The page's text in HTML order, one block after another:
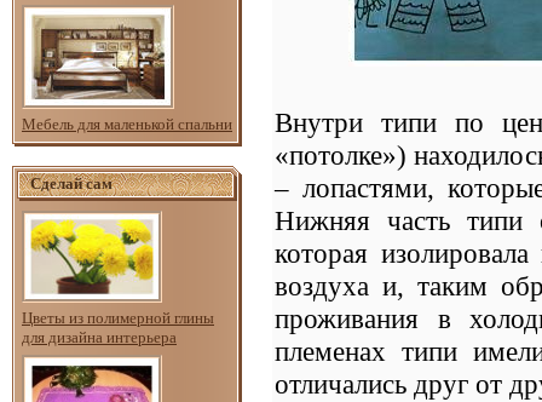
Мебель для маленькой спальни
Сделай сам
Цветы из полимерной глины
для дизайна интерьера
Внутри типи по
«потолке»)
– лопастями,
Нижняя часть типи
которая
воздуха и, таким
проживания в
племенах типи
отличались друг от